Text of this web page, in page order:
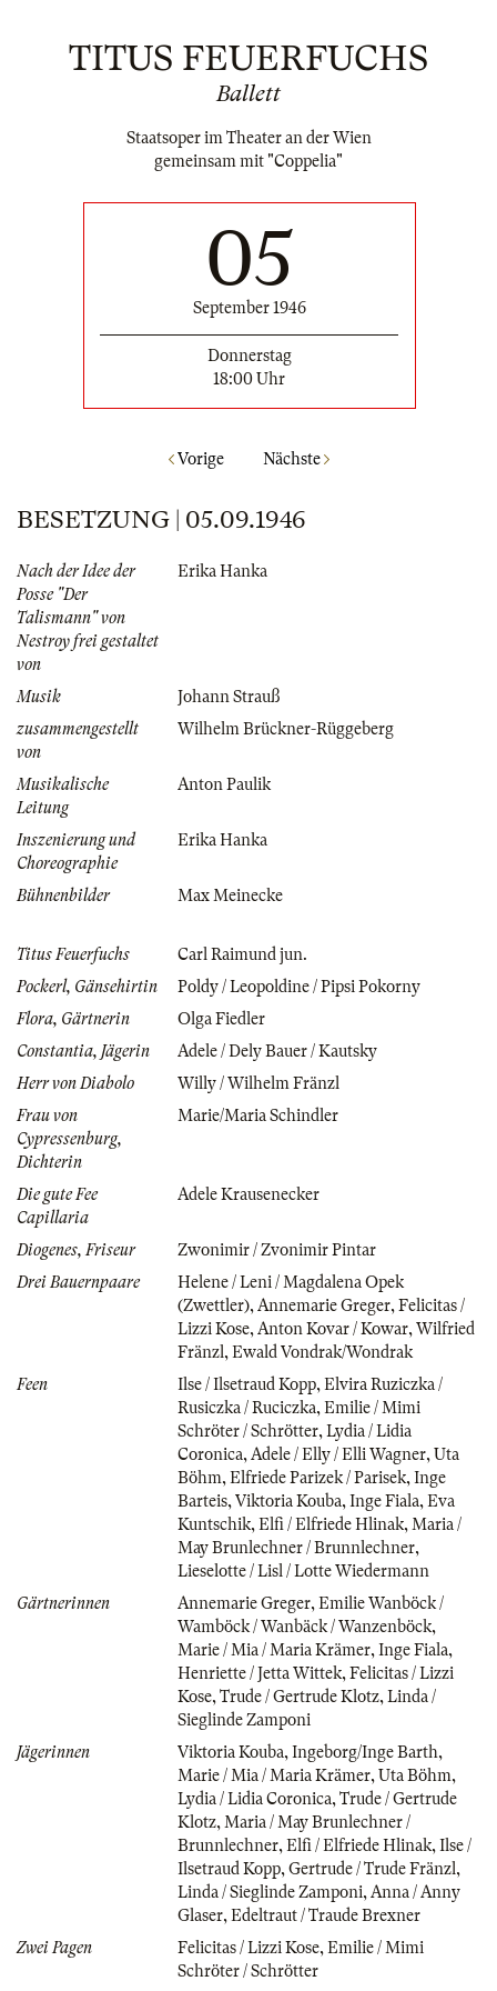
TITUS FEUERFUCHS
Ballett
Staatsoper im Theater an der Wien
gemeinsam mit "Coppelia"
05
September 1946
Donnerstag
18:00 Uhr
Vorige Nächste
BESETZUNG | 05.09.1946
Nach der Idee der
Posse "Der
Talismann" von
Nestroy frei gestaltet
von
Erika Hanka
Musik
Johann Strauß
zusammengestellt
von
Wilhelm Brückner-Rüggeberg
Musikalische
Leitung
Anton Paulik
Inszenierung und
Choreographie
Erika Hanka
Bühnenbilder Max Meinecke
Titus Feuerfuchs
Carl Raimund jun.
Pockerl, Gänsehirtin
Poldy / Leopoldine / Pipsi Pokorny
Flora, Gärtnerin
Olga Fiedler
Constantia, Jägerin
Adele / Dely Bauer / Kautsky
Herr von Diabolo
Willy / Wilhelm Fränzl
Frau von
Cypressenburg,
Dichterin
Marie/Maria Schindler
Die gute Fee
Capillaria
Adele Krausenecker
Diogenes, Friseur
Zwonimir / Zvonimir Pintar
Drei Bauernpaare
Helene / Leni / Magdalena Opek
(Zwettler), Annemarie Greger, Felicitas /
Lizzi Kose, Anton Kovar / Kowar, Wilfried
Fränzl , Ewald Vondrak/Wondrak
Feen
Ilse / Ilsetraud Kopp, Elvira Ruziczka /
Rusiczka / Ruciczka, Emilie / Mimi
Schröter / Schrötter, Lydia / Lidia
Coronica, Adele / Elly / Elli Wagner, Uta
Böhm, Elfriede Parizek / Parisek, Inge
Barteis, Viktoria Kouba, Inge Fiala, Eva
Kuntschik, Elfi / Elfriede Hlinak, Maria /
May Brunlechner / Brunnlechner,
Lieselotte / Lisl / Lotte Wiedermann
Gärtnerinnen
Annemarie Greger, Emilie Wanböck /
Wamböck / Wanbäck / Wanzenböck,
Marie / Mia / Maria Krämer, Inge Fiala,
Henriette / Jetta Wittek, Felicitas / Lizzi
Kose, Trude / Gertrude Klotz, Linda /
Sieglinde Zamponi
Jägerinnen
Viktoria Kouba, Ingeborg/Inge Barth,
Marie / Mia / Maria Krämer, Uta Böhm,
Lydia / Lidia Coronica, Trude / Gertrude
Klotz, Maria / May Brunlechner /
Brunnlechner, Elfi / Elfriede Hlinak, Ilse /
Ilsetraud Kopp, Gertrude / Trude Fränzl ,
Linda / Sieglinde Zamponi, Anna / Anny
Glaser, Edeltraut / Traude Brexner
Zwei Pagen
Felicitas / Lizzi Kose, Emilie / Mimi
Schröter / Schrötter